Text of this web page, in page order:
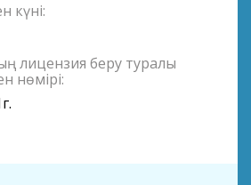
күні:
лицензия беру туралы
нөмірі: